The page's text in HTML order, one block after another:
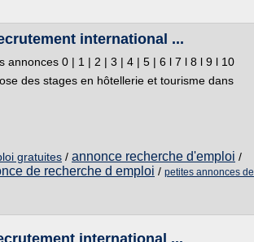
international ...
annonces 0 | 1 | 2 | 3 | 4 | 5 | 6 l 7 l 8 l 9 l 10
des stages en hôtellerie et tourisme dans
gratuites / annonce recherche d'emploi /
de recherche d emploi / petites annonces de
international ...